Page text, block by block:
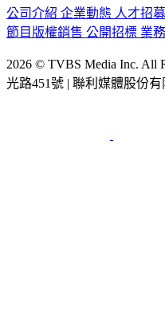
公司介紹 企業動態 人才招募
節目版權銷售 公開招標 業
2026 © TVBS Media Inc. All
光路451號 | 聯利媒體股份有